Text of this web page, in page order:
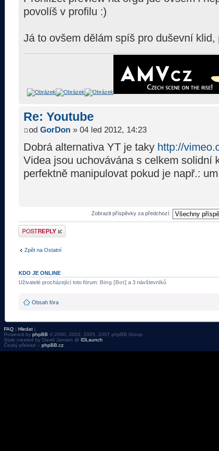
povolíš v profilu :)
Já to ovšem dělám spíš pro duševní klid,
Re: Youtube
od GorDon » 04 led 2012, 14:23
Dobrá alternativa YT je taky http://
Videa jsou uchovávána s celkem solidní
perfektně manipulovat pokud je např.:
Zobrazit příspěvky za předchozí:
Odeslat odpověď
Zpět na Ostatní
KDO JE ONLINE
Uživatelé procházející toto fórum: Bing [Bot] a 3 návštevníků
Obsah fóra
FAQ | Hledat |
Powered by phpBB © 2000, 2002, 2005, 2007 phpBB Group
Style created by David Jansen @ IDLaunch
Český překlad – phpBB.cz